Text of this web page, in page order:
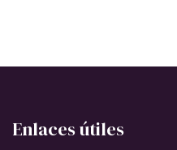
Enlaces útiles